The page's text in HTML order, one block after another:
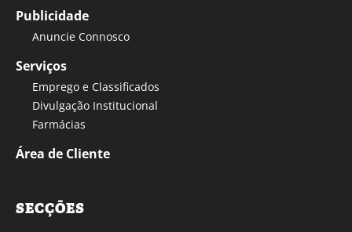
Publicidade
Anuncie Connosco
Serviços
Emprego e Classificados
Divulgação Institucional
Farmácias
Área de Cliente
SECÇÕES